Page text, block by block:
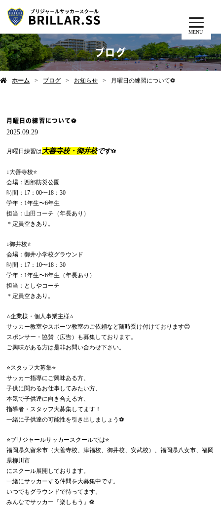
MENU
ブログ
ホーム ブログ お知らせ 月曜日の練習について⚽️
月曜日の練習について⚽️
2025.09.29
月曜日練習は 大善寺校・御井校です⚽️
↓大善寺校⭐️
会場：西部防災公園
時間：17：00〜18：30
学年：1年生〜6年生
担当：山田コーチ（年長あり）
＊定員空きあり。
↓御井校⭐️
会場：御井小学校グラウンド
時間：17：10〜18：30
学年：1年生〜6年生（年長あり）
担当：としやコーチ
＊定員空きあり。
⭐️企業様・個人事業主様⭐️
サッカー教室やスポーツ教室のご依頼など随時受け付けております😊
スポンサー・協賛（広告）も募集しております。
ご興味がある方は是非お問い合わせ下さい。
⭐️スタッフ大募集⭐️
サッカー指導にご興味ある方、
子供に関わるお仕事してみたい方、
本気で子供達に向き合える方、
指導者・スタッフ大募集してます！
一緒に子供達の可能性を引き出しましょう⚽️
⭐️ブリジャールサッカースクールでは⭐️
福岡県久留米市（大善寺校、津福校、御井校、安武校）、福岡県八女市、福岡
県柳川市
にスクール展開しております。
一緒にサッカーする仲間を大募集中です。
いつでもグラウンドで待ってます。
みんなでサッカー『楽しもう』⚽️